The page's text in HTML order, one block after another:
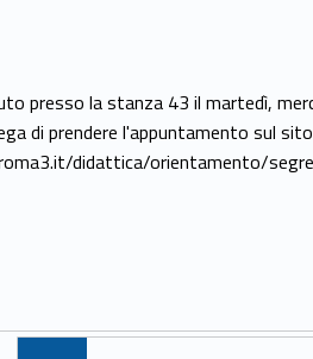
presso la stanza 43 il martedì,
di prendere l'appuntamento sul
didattica/orientamento/